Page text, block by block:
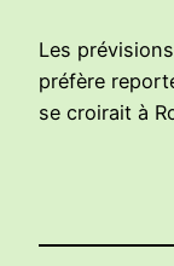
Les
préfère
se croirait à